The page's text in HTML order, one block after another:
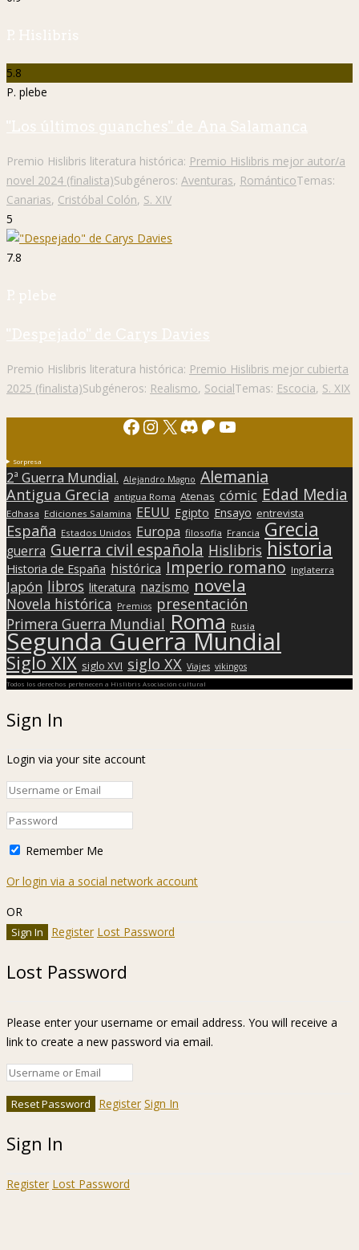
P. Hislibris
5.8
P. plebe
"Los últimos guanches" de Ana Salamanca
Premio Hislibris literatura histórica: Premio Hislibris mejor autor/a
novel 2024 (finalista)Subgéneros: Aventuras, RománticoTemas:
Canarias, Cristóbal Colón, S. XIV
5
7.8
P. plebe
"Despejado" de Carys Davies
Premio Hislibris literatura histórica: Premio Hislibris mejor cubierta
2025 (finalista)Subgéneros: Realismo, SocialTemas: Escocia, S. XIX
Facebook
Instagram
X Discord
Patreon
YouTube
Sorpresa
2ª Guerra Mundial. Alejandro Magno Alemania
Antigua Grecia antigua Roma Atenas cómic Edad Media
Edhasa Ediciones Salamina EEUU Egipto Ensayo entrevista
España Estados Unidos Europa filosofía Francia Grecia
guerra Guerra civil española Hislibris historia
Historia de España histórica Imperio romano Inglaterra
Japón libros literatura nazismo novela
Novela histórica Premios presentación
Primera Guerra Mundial Roma Rusia
Segunda Guerra Mundial
Siglo XIX siglo XVI siglo XX Viajes vikingos
Todos los derechos pertenecen a Hislibris Asociación cultural
Sign In
Login via your site account
Remember Me
Or login via a social network account
OR
Register Lost Password
Lost Password
Please enter your username or email address. You will receive a
link to create a new password via email.
Register Sign In
Sign In
Register Lost Password